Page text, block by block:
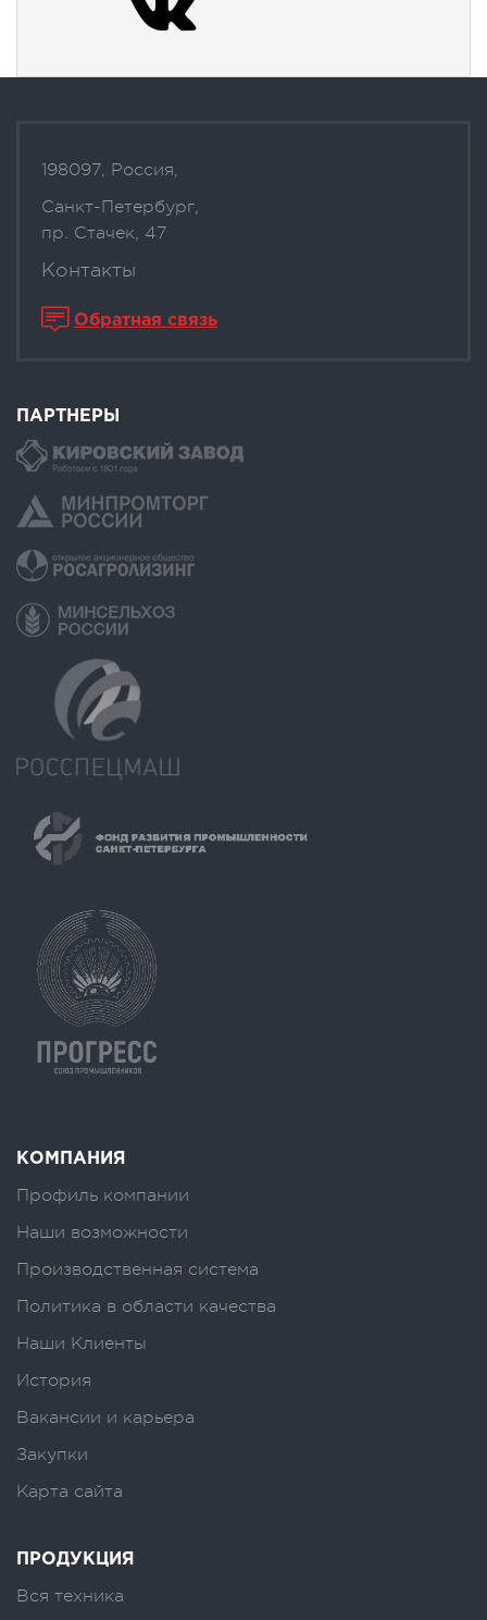
198097, Россия,
Санкт-Петербург,
пр. Стачек, 47
Контакты
Обратная связь
ПАРТНЕРЫ
КОМПАНИЯ
Профиль компании
Наши возможности
Производственная система
Политика в области качества
Наши Клиенты
История
Вакансии и карьера
Закупки
Карта сайта
ПРОДУКЦИЯ
Вся техника